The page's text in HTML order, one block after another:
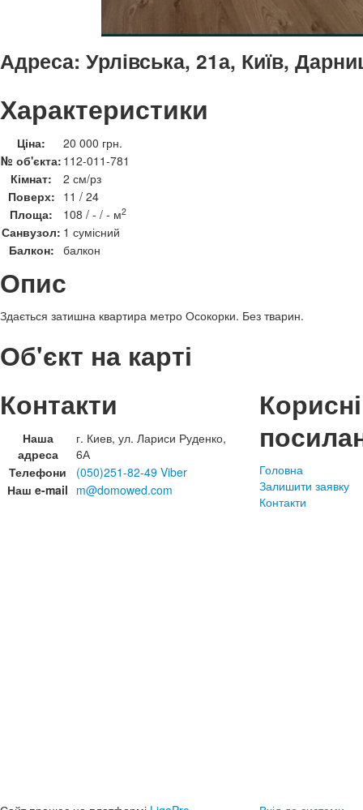
Адреса: Урлівська, 21а, Київ,
Характеристики
Ціна:
20 000 грн.
№ об'єкта: 112-011-781
Кімнат:
2 см/рз
Поверх: 11 / 24
Площа:
108 / - / - м2
Санвузол: 1 сумісний
Балкон: балкон
Опис
Здається затишна квартира метро Осокорки. Без тварин.
Об'єкт на карті
Контакти
Наша
адреса
г. Киев, ул. Лариси Руденко,
6А
Телефони
(050)251-82-49 Viber
Наш e-mail m@domowed.com
Корисні
Головна
Залишити заявку
Контакти